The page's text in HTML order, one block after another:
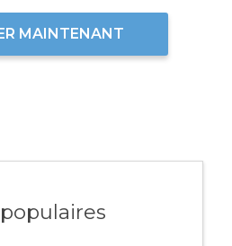
MAINTENANT